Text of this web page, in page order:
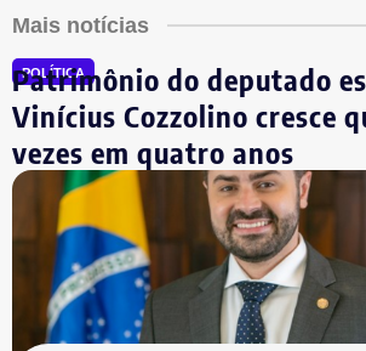
Mais notícias
POLÍTICA
Patrimônio do deputado
Vinícius Cozzolino cresce
vezes em quatro anos